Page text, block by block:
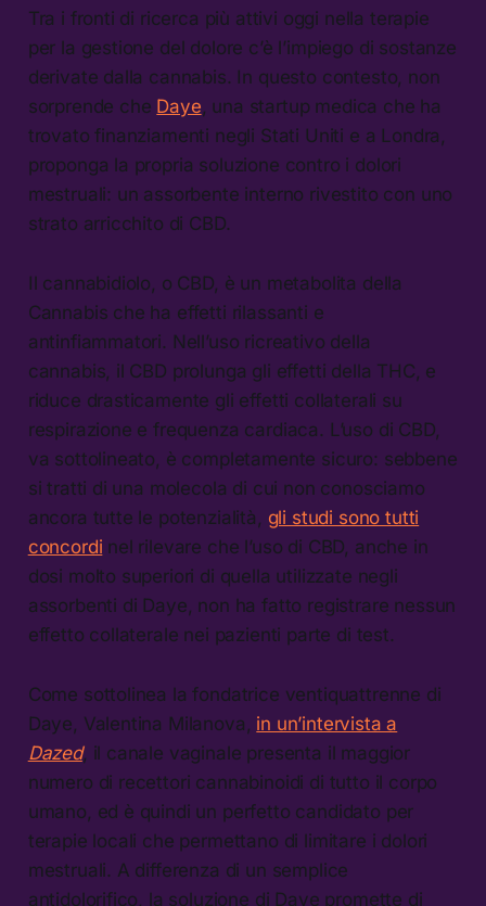
Tra i fronti di ricerca più attivi oggi nella terapie
per la gestione del dolore c’è l’impiego di sostanze
derivate dalla cannabis. In questo contesto, non
sorprende che Daye , una startup medica che ha
trovato finanziamenti negli Stati Uniti e a Londra,
proponga la propria soluzione contro i dolori
mestruali: un assorbente interno rivestito con uno
strato arricchito di CBD.
Il cannabidiolo, o CBD, è un metabolita della
Cannabis che ha effetti rilassanti e
antinfiammatori. Nell’uso ricreativo della
cannabis, il CBD prolunga gli effetti della THC, e
riduce drasticamente gli effetti collaterali su
respirazione e frequenza cardiaca. L’uso di CBD,
va sottolineato, è completamente sicuro: sebbene
si tratti di una molecola di cui non conosciamo
ancora tutte le potenzialità, gli studi sono tutti
concordi nel rilevare che l’uso di CBD, anche in
dosi molto superiori di quella utilizzate negli
assorbenti di Daye, non ha fatto registrare nessun
effetto collaterale nei pazienti parte di test.
Come sottolinea la fondatrice ventiquattrenne di
Daye, Valentina Milanova, in un’intervista a
Dazed, il canale vaginale presenta il maggior
numero di recettori cannabinoidi di tutto il corpo
umano, ed è quindi un perfetto candidato per
terapie locali che permettano di limitare i dolori
mestruali. A differenza di un semplice
antidolorifico, la soluzione di Daye promette di